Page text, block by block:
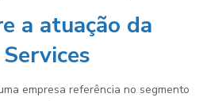
a atuação da
empresa referência no segmento